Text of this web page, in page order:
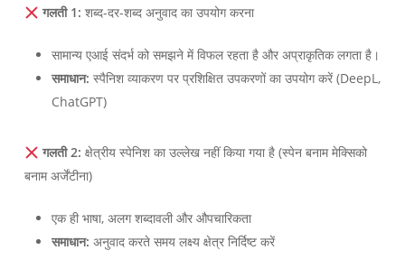
गलती 1: शब्द-दर-शब्द अनुवाद का उपयोग करना
सामान्य एआई संदर्भ को समझने में विफल रहता है और अप्राकृतिक लगता है।
समाधान: स्पैनिश व्याकरण पर प्रशिक्षित उपकरणों का उपयोग करें (DeepL,
ChatGPT)
गलती 2: क्षेत्रीय स्पेनिश का उल्लेख नहीं किया गया है (स्पेन बनाम मेक्सिको
बनाम अर्जेंटीना)
एक ही भाषा, अलग शब्दावली और औपचारिकता
समाधान: अनुवाद करते समय लक्ष्य क्षेत्र निर्दिष्ट करें